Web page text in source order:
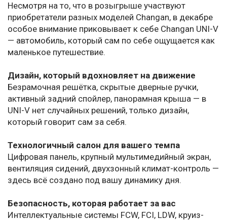
Несмотря на то, что в розыгрыше участвуют
приобретатели разных моделей Changan, в декабре
особое внимание приковывает к себе Changan UNI-V
— автомобиль, который сам по себе ощущается как
маленькое путешествие.
Дизайн, который вдохновляет на движение
Безрамочная решётка, скрытые дверные ручки,
активный задний спойлер, панорамная крыша — в
UNI-V нет случайных решений, только дизайн,
который говорит сам за себя.
Технологичный салон для вашего темпа
Цифровая панель, крупный мультимедийный экран,
вентиляция сидений, двухзонный климат-контроль —
здесь всё создано под вашу динамику дня.
Безопасность, которая работает за вас
Интеллектуальные системы FCW, FCI, LDW, круиз-